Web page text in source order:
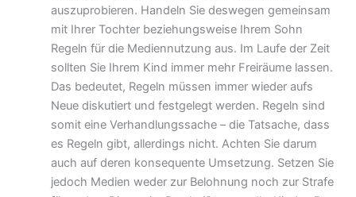
auszuprobieren. Handeln Sie deswegen gemeinsam
mit Ihrer Tochter beziehungsweise Ihrem Sohn
Regeln für die Mediennutzung aus. Im Laufe der Zeit
sollten Sie Ihrem Kind immer mehr Freiräume lassen.
Das bedeutet, Regeln müssen immer wieder aufs
Neue diskutiert und festgelegt werden. Regeln sind
somit eine Verhandlungssache – die Tatsache, dass
es Regeln gibt, allerdings nicht. Achten Sie darum
auch auf deren konsequente Umsetzung. Setzen Sie
jedoch Medien weder zur Belohnung noch zur Strafe